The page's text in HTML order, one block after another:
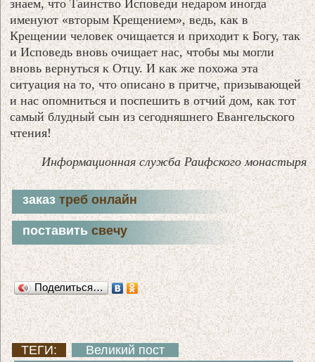
знаем, что Таинство Исповеди недаром иногда
именуют «вторым Крещением», ведь, как в
Крещении человек очищается и приходит к Богу, так
и Исповедь вновь очищает нас, чтобы мы могли
вновь вернуться к Отцу. И как же похожа эта
ситуация на то, что описано в притче, призывающей
и нас опомниться и поспешить в отчий дом, как тот
самый блудный сын из сегодняшнего Евангельского
чтения!
Информационная служба Раифского монастыря
заказтреб онлайн
поставитьсвечу
Поделиться…
ТЕГИ:
Великий пост